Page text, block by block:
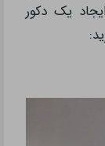
یک دکور